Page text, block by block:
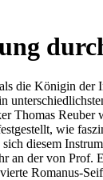
die Königin der
Thomas Reuber
wie
diesem
an der von Prof.
Romanus-